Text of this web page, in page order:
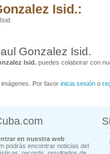
Isid.:
Gonzalez Isid.
Isid. puedes colaborar con
Por favor inicia sesión o
en nuestra web
podrás encontrar noticias del